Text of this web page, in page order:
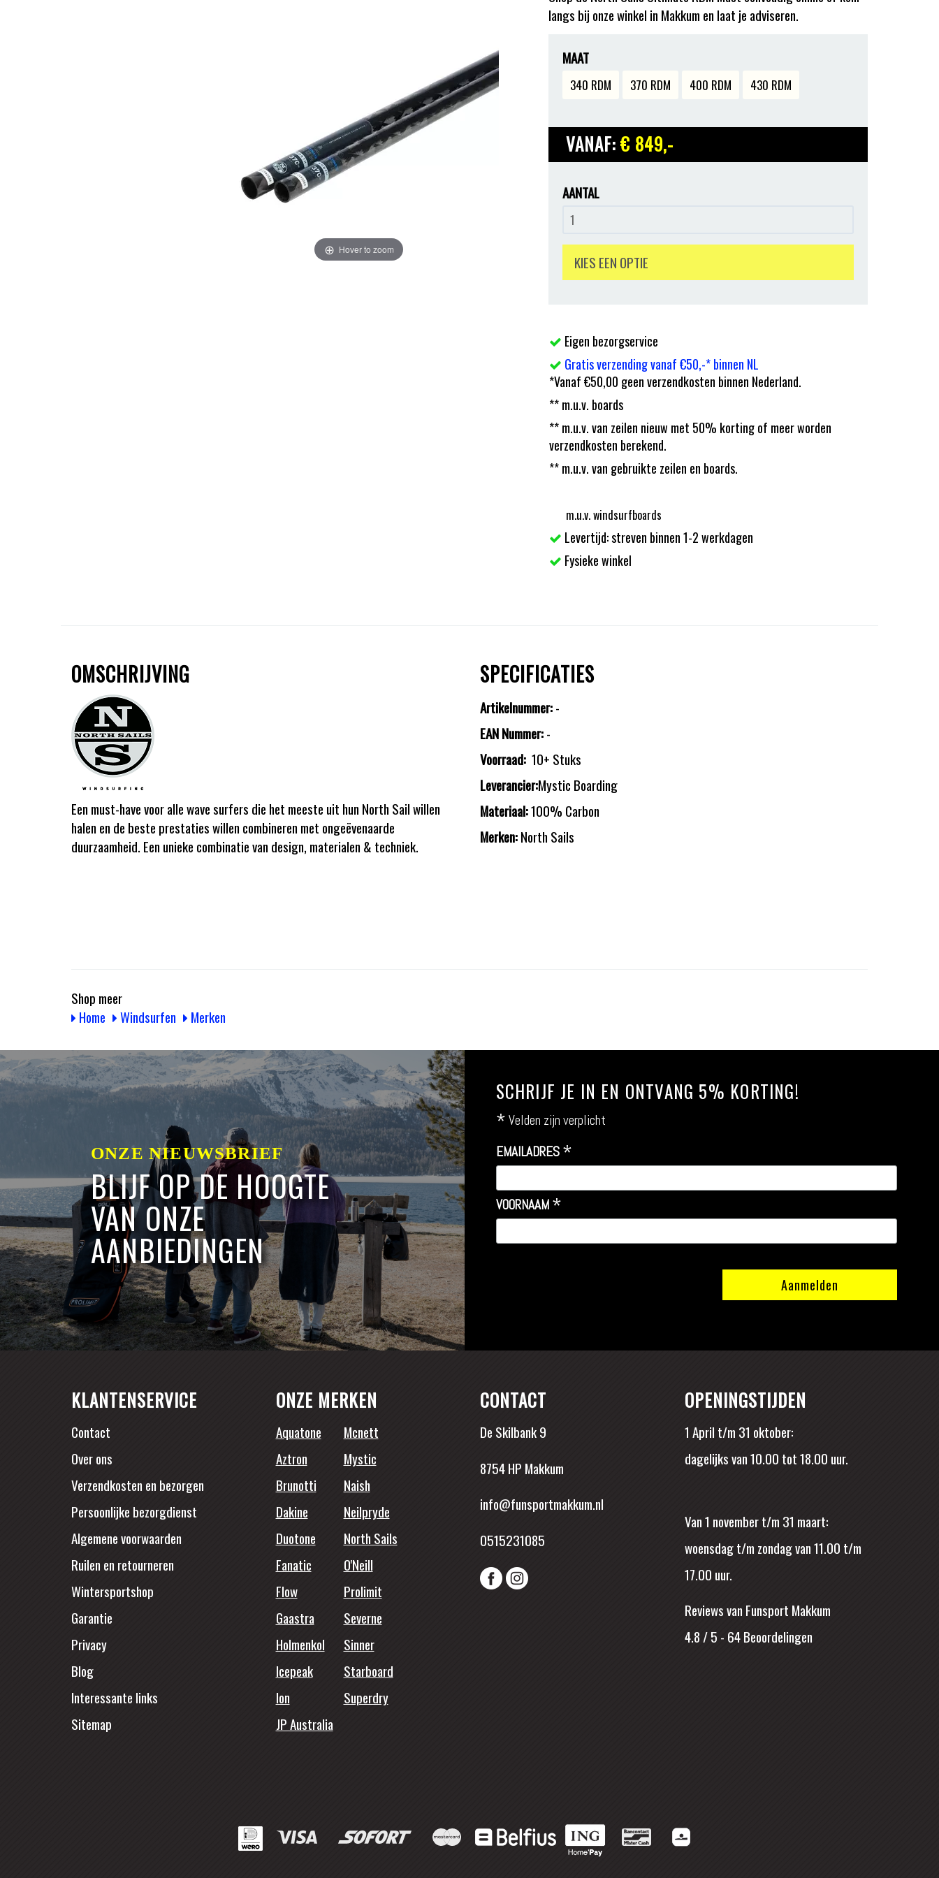
Hover to zoom
langs bij onze winkel in Makkum en laat je adviseren.
MAAT
340 RDM 370 RDM 400 RDM 430 RDM
VANAF:€ 849,-
AANTAL
KIES EEN OPTIE
Eigen bezorgservice
Gratis verzending vanaf €50,-* binnen NL
*Vanaf €50,00 geen verzendkosten binnen Nederland.
** m.u.v. boards
** m.u.v. van zeilen nieuw met 50% korting of meer worden
verzendkosten berekend.
** m.u.v. van gebruikte zeilen en boards.
m.u.v. windsurfboards
Levertijd: streven binnen 1-2 werkdagen
Fysieke winkel
OMSCHRIJVING
Een must-have voor alle wave surfers die het meeste uit hun North Sail willen
halen en de beste prestaties willen combineren met ongeëvenaarde
duurzaamheid. Een unieke combinatie van design, materialen & techniek.
SPECIFICATIES
Artikelnummer:-
EAN Nummer:-
Voorraad: 10+ Stuks
Leverancier:Mystic Boarding
Materiaal:100% Carbon
Merken:North Sails
Shop meer
Home
Windsurfen Merken
ONZE NIEUWSBRIEF
BLIJF OP DE HOOGTE
VAN ONZE
AANBIEDINGEN
SCHRIJF JE IN EN ONTVANG 5% KORTING!
* Velden zijn verplicht
EMAILADRES *
VOORNAAM *
KLANTENSERVICE
Contact
Over ons
Verzendkosten en bezorgen
Persoonlijke bezorgdienst
Algemene voorwaarden
Ruilen en retourneren
Wintersportshop
Garantie
Privacy
Blog
Interessante links
Sitemap
ONZE MERKEN
Aquatone
Mcnett
Aztron
Mystic
Brunotti
Naish
Dakine
Neilpryde
Duotone
North Sails
Fanatic
O'Neill
Flow
Prolimit
Gaastra
Severne
Holmenkol
Sinner
Icepeak
Starboard
Ion
Superdry
JP Australia
CONTACT
De Skilbank 9
8754 HP Makkum
info@funsportmakkum.nl
0515231085
OPENINGSTIJDEN
1 April t/m 31 oktober:
dagelijks van 10.00 tot 18.00 uur.
Van 1 november t/m 31 maart:
woensdag t/m zondag van 11.00 t/m
17.00 uur.
Reviews van Funsport Makkum
4.8 / 5 - 64Beoordelingen